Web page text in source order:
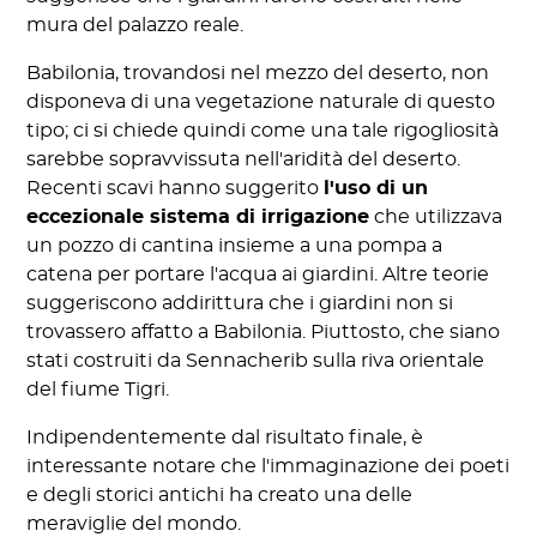
mura del palazzo reale.
Babilonia, trovandosi nel mezzo del deserto, non
disponeva di una vegetazione naturale di questo
tipo; ci si chiede quindi come una tale rigogliosità
sarebbe sopravvissuta nell'aridità del deserto.
Recenti scavi hanno suggerito l'uso di un
eccezionale sistema di irrigazione che utilizzava
un pozzo di cantina insieme a una pompa a
catena per portare l'acqua ai giardini. Altre teorie
suggeriscono addirittura che i giardini non si
trovassero affatto a Babilonia. Piuttosto, che siano
stati costruiti da Sennacherib sulla riva orientale
del fiume Tigri.
Indipendentemente dal risultato finale, è
interessante notare che l'immaginazione dei poeti
e degli storici antichi ha creato una delle
meraviglie del mondo.